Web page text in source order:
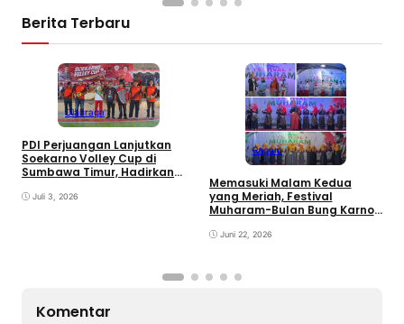
Berita Terbaru
Olahraga
PDI Perjuangan Lanjutkan
Soekarno Volley Cup di
Sumbawa Timur, Hadirkan
Rakyat
Juli 3, 2026
Ragam
Memasuki Malam Kedua
yang Meriah, Festival
Muharam-Bulan Bung Karno
Pemajuan Kebudayaan
Juni 22, 2026
Komentar